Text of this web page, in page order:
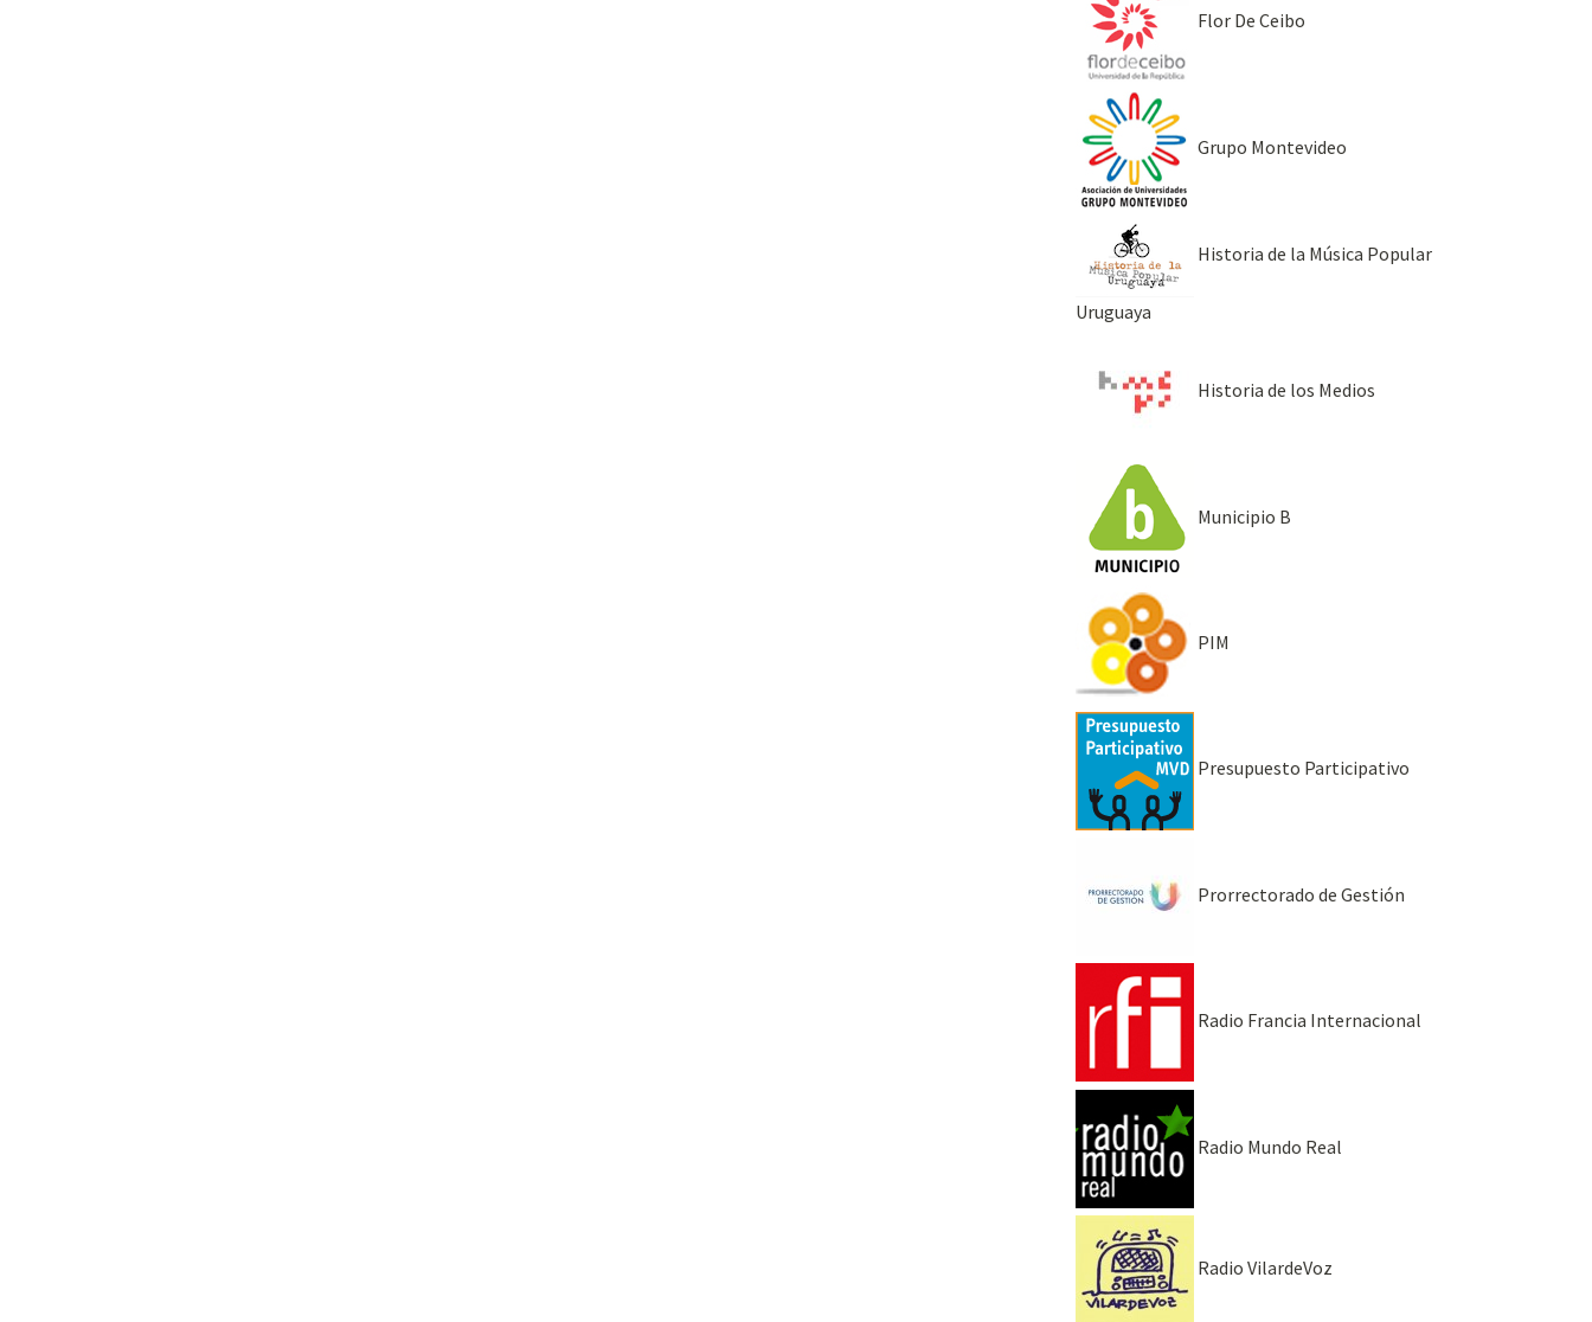
Flor De Ceibo
Grupo Montevideo
Historia de la Música Popular
Uruguaya
Historia de los Medios
Municipio B
PIM
Presupuesto Participativo
Prorrectorado de Gestión
Radio Francia Internacional
Radio Mundo Real
Radio VilardeVoz